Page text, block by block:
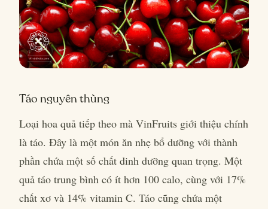
Táo nguyên thùng
Loại hoa quả tiếp theo mà VinFruits giới thiệu chính
là táo. Đây là một món ăn nhẹ bổ dưỡng với thành
phần chứa một số chất dinh dưỡng quan trọng. Một
quả táo trung bình có ít hơn 100 calo, cùng với 17%
chất xơ và 14% vitamin C. Táo cũng chứa một